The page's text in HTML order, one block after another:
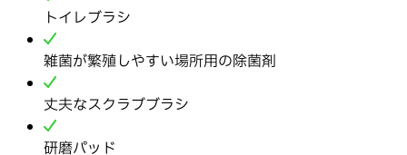
トイレブラシ
雑菌が繁殖しやすい場所用の除菌剤
丈夫なスクラブブラシ
研磨パッド